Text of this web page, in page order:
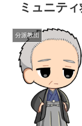
ミュニテ
分派教団